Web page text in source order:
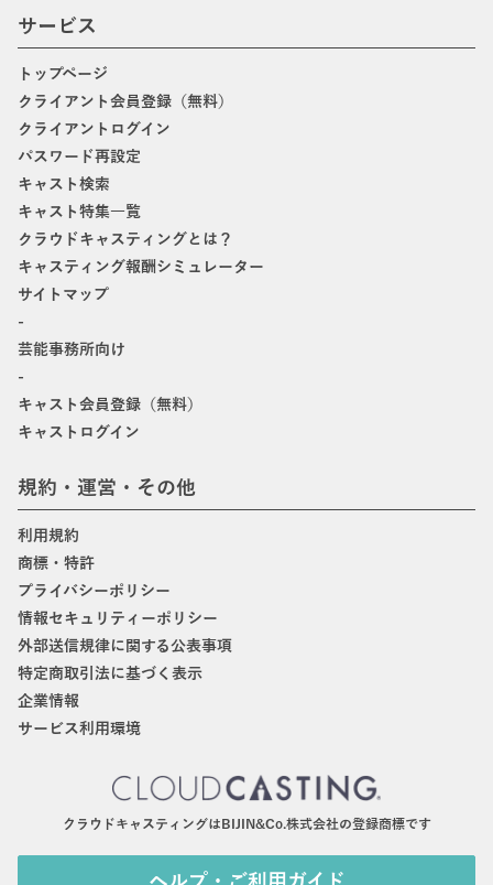
サービス
トップページ
クライアント会員登録（無料）
クライアントログイン
パスワード再設定
キャスト検索
キャスト特集一覧
クラウドキャスティングとは？
キャスティング報酬シミュレーター
サイトマップ
-
芸能事務所向け
-
キャスト会員登録（無料）
キャストログイン
規約・運営・その他
利用規約
商標・特許
プライバシーポリシー
情報セキュリティーポリシー
外部送信規律に関する公表事項
特定商取引法に基づく表示
企業情報
サービス利用環境
クラウドキャスティングはBIJIN&Co.株式会社の登録商標です